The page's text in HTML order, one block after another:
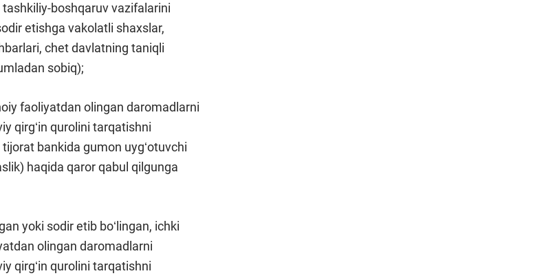
boshqaruv vazifalarini
etishga vakolatli shaxslar,
chet davlatning taniqli
sobiq);
faoliyatdan olingan daromadlarni
qirgʻin qurolini tarqatishni
bankida gumon uygʻotuvchi
haqida qaror qabul qilgunga
yoki sodir etib boʻlingan, ichki
olingan daromadlarni
qirgʻin qurolini tarqatishni